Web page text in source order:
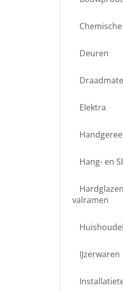
Deuren
Elektra
Hang- en
valramen
IJzerwaren